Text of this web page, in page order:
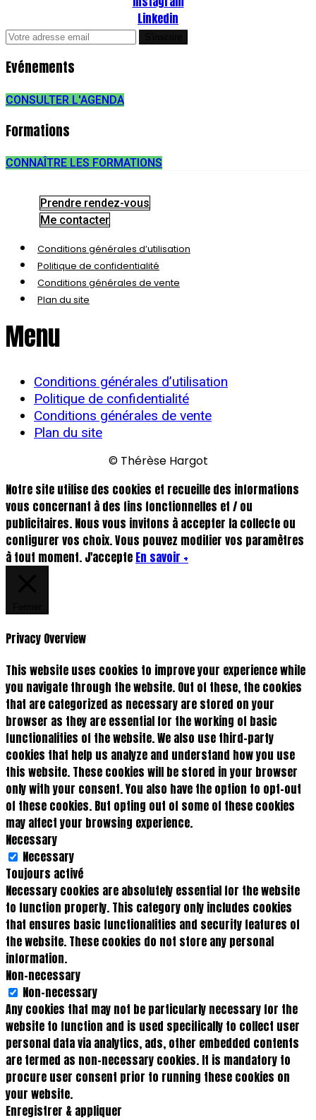
Linkedin
Evénements
CONSULTER L'AGENDA
Formations
CONNAÎTRE LES FORMATIONS
Prendre rendez-vous
Me contacter
Conditions générales d’utilisation
Politique de confidentialité
Conditions générales de vente
Plan du site
Menu
Conditions générales d’utilisation
Politique de confidentialité
Conditions générales de vente
Plan du site
© Thérèse Hargot
Notre site utilise des cookies et recueille des informations
vous concernant à des fins fonctionnelles et / ou
publicitaires. Nous vous invitons à accepter la collecte ou
configurer vos choix. Vous pouvez modifier vos paramètres
à tout moment. J'accepte En savoir +
Privacy Overview
This website uses cookies to improve your experience while
you navigate through the website. Out of these, the cookies
that are categorized as necessary are stored on your
browser as they are essential for the working of basic
functionalities of the website. We also use third-party
cookies that help us analyze and understand how you use
this website. These cookies will be stored in your browser
only with your consent. You also have the option to opt-out
of these cookies. But opting out of some of these cookies
may affect your browsing experience.
Necessary
Necessary
Toujours activé
Necessary cookies are absolutely essential for the website
to function properly. This category only includes cookies
that ensures basic functionalities and security features of
the website. These cookies do not store any personal
information.
Non-necessary
Non-necessary
Any cookies that may not be particularly necessary for the
website to function and is used specifically to collect user
personal data via analytics, ads, other embedded contents
are termed as non-necessary cookies. It is mandatory to
procure user consent prior to running these cookies on
your website.
Enregistrer & appliquer